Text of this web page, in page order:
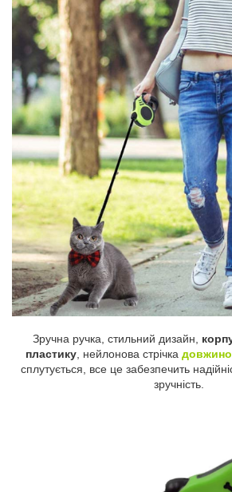
Зручна ручка, стильний дизайн,
пластику , нейлонова стрічка
сплутується, все це забезпечить
зручність.